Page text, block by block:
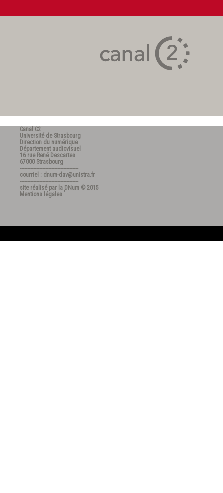
Canal C2
Université de Strasbourg
Direction du numérique
Département audiovisuel
16 rue René Descartes
67000 Strasbourg
---------------------------------------
courriel : dnum-dav@unistra.fr
---------------------------------------
site réalisé par la DNum © 2015
Mentions légales